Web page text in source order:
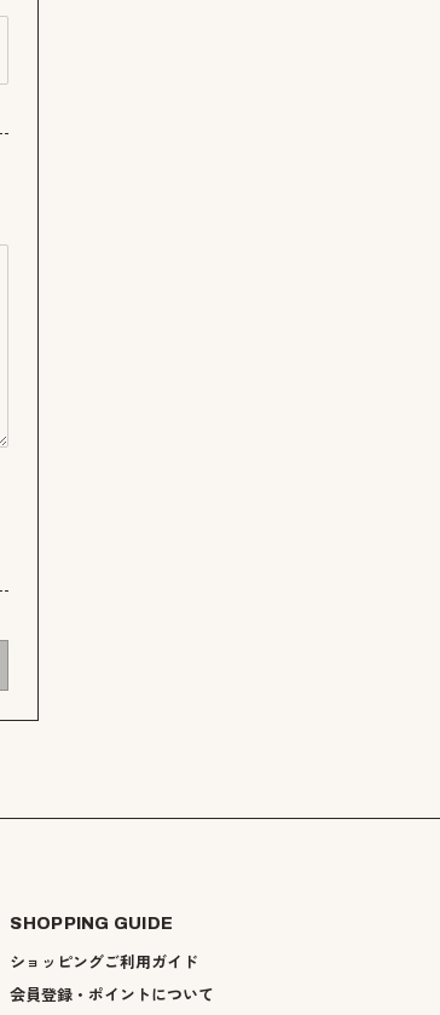
SHOPPING GUIDE
ショッピングご利用ガイド
会員登録・ポイントについて